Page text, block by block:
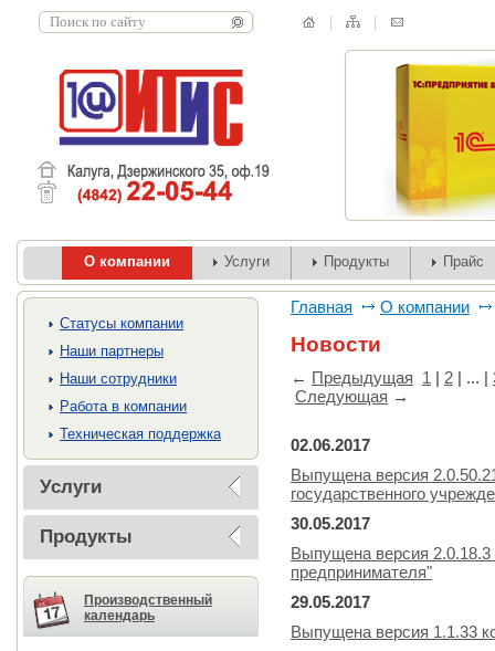
О компании Услуги Продукты Прайс
Cтатусы компании
Наши партнеры
Наши сотрудники
Работа в компании
Техническая поддержка
Услуги
Продукты
Производственный
календарь
Главная О компании
Новости
← Предыдущая 1 | 2 | ... |
Следующая →
02.06.2017
Выпущена версия
государственного
30.05.2017
Выпущена версия 2.0.18.3
предпринимателя"
29.05.2017
Выпущена версия 1.1.33